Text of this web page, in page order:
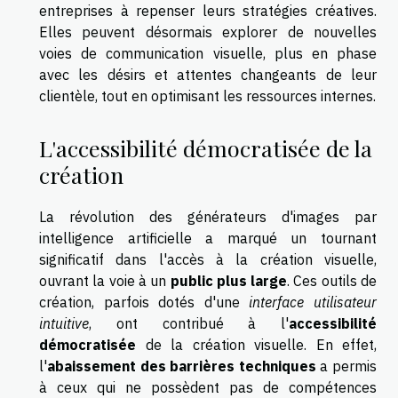
entreprises à repenser leurs stratégies créatives.
Elles peuvent désormais explorer de nouvelles
voies de communication visuelle, plus en phase
avec les désirs et attentes changeants de leur
clientèle, tout en optimisant les ressources internes.
L'accessibilité démocratisée de la
création
La révolution des générateurs d'images par
intelligence artificielle a marqué un tournant
significatif dans l'accès à la création visuelle,
ouvrant la voie à un public plus large. Ces outils de
création, parfois dotés d'uneinterface utilisateur
intuitive, ont contribué à l'accessibilité
démocratisée de la création visuelle. En effet,
l'abaissement des barrières techniques a permis
à ceux qui ne possèdent pas de compétences